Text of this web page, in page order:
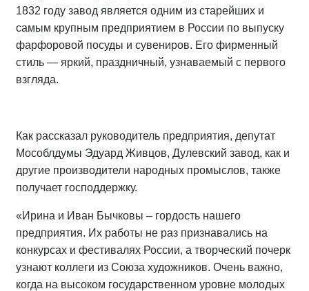
1832 году завод является одним из старейших и
самым крупным предприятием в России по выпуску
фарфоровой посуды и сувениров. Его фирменный
стиль — яркий, праздничный, узнаваемый с первого
взгляда.
Как рассказал руководитель предприятия, депутат
Мособлдумы Эдуард Живцов, Дулевский завод, как и
другие производители народных промыслов, также
получает господдержку.
«Ирина и Иван Бычковы – гордость нашего
предприятия. Их работы не раз признавались на
конкурсах и фестивалях России, а творческий почерк
узнают коллеги из Союза художников. Очень важно,
когда на высоком государственном уровне молодых